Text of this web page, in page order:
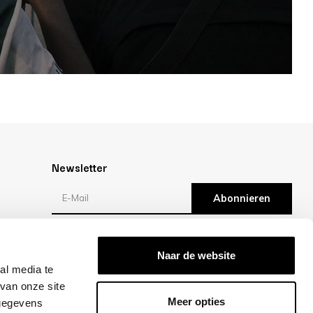
media te
onze site
Naar de website
Meer opties
Newsletter
Abonnieren
Bewertungen
/10 -klantbeoordelingen